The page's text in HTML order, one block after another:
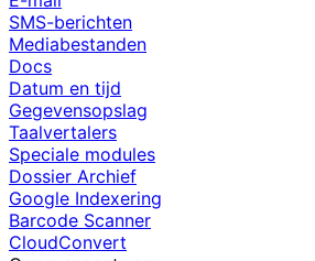
SMS-berichten
Mediabestanden
Docs
Datum en tijd
Gegevensopslag
Taalvertalers
Speciale modules
Dossier Archief
Google Indexering
Barcode Scanner
CloudConvert